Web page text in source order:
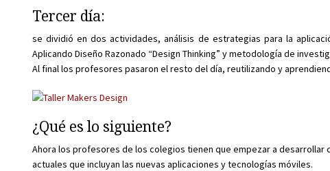
Tercer día:
se dividió en dos actividades, análisis de estrategias para la
Aplicando Diseño Razonado “Design Thinking” y metodología de
Al final los profesores pasaron el resto del día, reutilizando y
¿Qué es lo siguiente?
Ahora los profesores de los colegios tienen que empezar a
actuales que incluyan las nuevas aplicaciones y tecnologías móviles.